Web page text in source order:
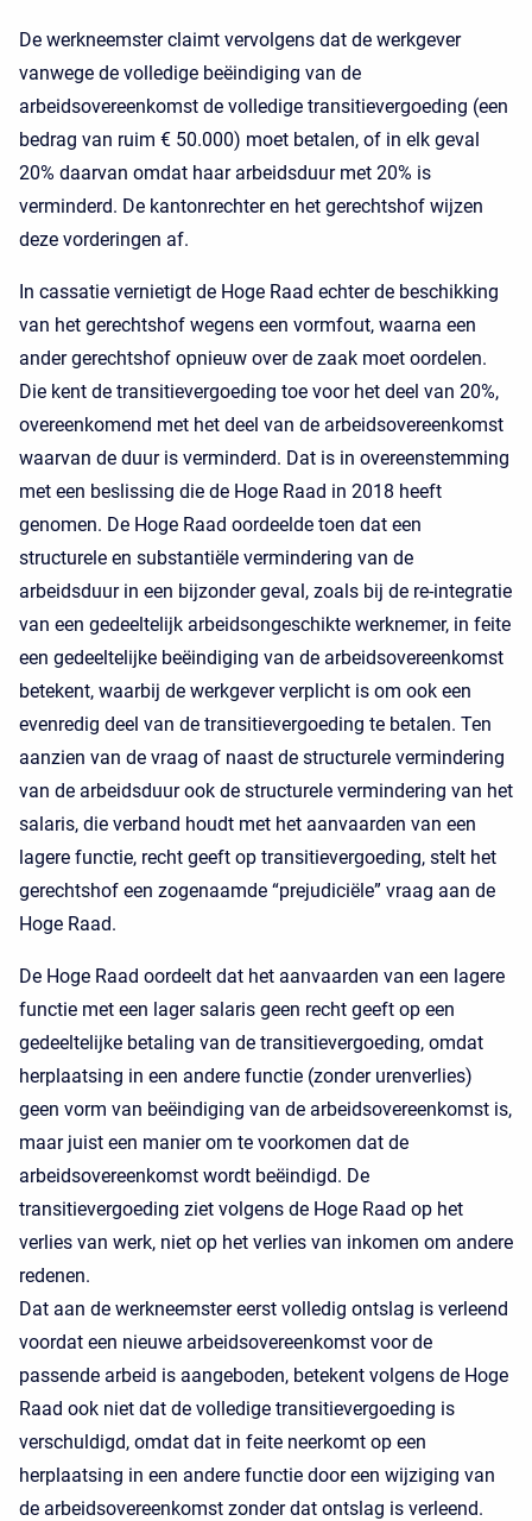
De werkneemster claimt vervolgens dat de werkgever
vanwege de volledige beëindiging van de
arbeidsovereenkomst de volledige transitievergoeding (een
bedrag van ruim € 50.000) moet betalen, of in elk geval
20% daarvan omdat haar arbeidsduur met 20% is
verminderd. De kantonrechter en het gerechtshof wijzen
deze vorderingen af.
In cassatie vernietigt de Hoge Raad echter de beschikking
van het gerechtshof wegens een vormfout, waarna een
ander gerechtshof opnieuw over de zaak moet oordelen.
Die kent de transitievergoeding toe voor het deel van 20%,
overeenkomend met het deel van de arbeidsovereenkomst
waarvan de duur is verminderd. Dat is in overeenstemming
met een beslissing die de Hoge Raad in 2018 heeft
genomen. De Hoge Raad oordeelde toen dat een
structurele en substantiële vermindering van de
arbeidsduur in een bijzonder geval, zoals bij de re-integratie
van een gedeeltelijk arbeidsongeschikte werknemer, in feite
een gedeeltelijke beëindiging van de arbeidsovereenkomst
betekent, waarbij de werkgever verplicht is om ook een
evenredig deel van de transitievergoeding te betalen. Ten
aanzien van de vraag of naast de structurele vermindering
van de arbeidsduur ook de structurele vermindering van het
salaris, die verband houdt met het aanvaarden van een
lagere functie, recht geeft op transitievergoeding, stelt het
gerechtshof een zogenaamde “prejudiciële” vraag aan de
Hoge Raad.
De Hoge Raad oordeelt dat het aanvaarden van een lagere
functie met een lager salaris geen recht geeft op een
gedeeltelijke betaling van de transitievergoeding, omdat
herplaatsing in een andere functie (zonder urenverlies)
geen vorm van beëindiging van de arbeidsovereenkomst is,
maar juist een manier om te voorkomen dat de
arbeidsovereenkomst wordt beëindigd. De
transitievergoeding ziet volgens de Hoge Raad op het
verlies van werk, niet op het verlies van inkomen om andere
redenen.
Dat aan de werkneemster eerst volledig ontslag is verleend
voordat een nieuwe arbeidsovereenkomst voor de
passende arbeid is aangeboden, betekent volgens de Hoge
Raad ook niet dat de volledige transitievergoeding is
verschuldigd, omdat dat in feite neerkomt op een
herplaatsing in een andere functie door een wijziging van
de arbeidsovereenkomst zonder dat ontslag is verleend.